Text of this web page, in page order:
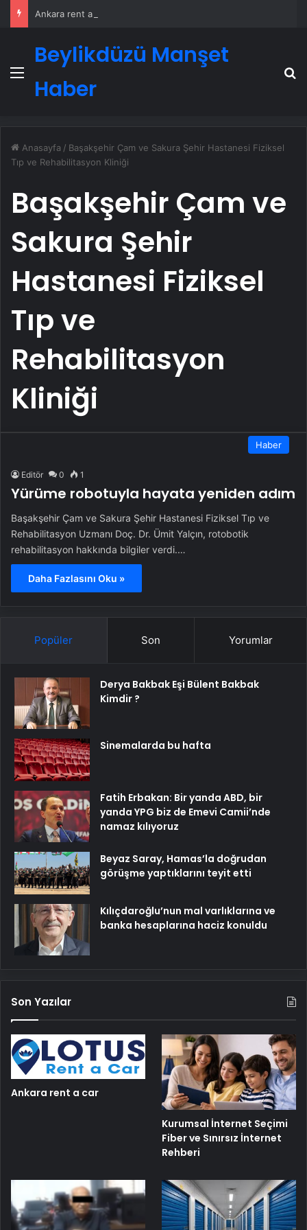
Ankara rent a car
Menü
Beylikdüzü Manşet
Haber
Anasayfa / Başakşehir Çam ve Sakura Şehir Hastanesi Fiziksel
Tıp ve Rehabilitasyon Kliniği
Başakşehir Çam ve
Sakura Şehir
Hastanesi Fiziksel
Tıp ve
Rehabilitasyon
Kliniği
Haber
Editör 0 1
Yürüme robotuyla hayata yeniden adım
Başakşehir Çam ve Sakura Şehir Hastanesi Fiziksel Tıp ve
Rehabilitasyon Uzmanı Doç. Dr. Ümit Yalçın, rotobotik
rehabilitasyon hakkında bilgiler verdi.…
Daha Fazlasını Oku »
Popüler Son Yorumlar
Derya Bakbak Eşi Bülent Bakbak
Kimdir ?
Sinemalarda bu hafta
Fatih Erbakan: Bir yanda ABD, bir
yanda YPG biz de Emevi Camii’nde
namaz kılıyoruz
Beyaz Saray, Hamas’la doğrudan
görüşme yaptıklarını teyit etti
Kılıçdaroğlu’nun mal varlıklarına ve
banka hesaplarına haciz konuldu
Son Yazılar
Ankara rent a car
Kurumsal İnternet Seçimi
Fiber ve Sınırsız İnternet
Rehberi